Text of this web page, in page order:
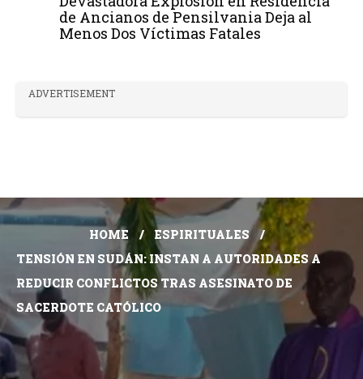
de Ancianos de Pensilvania Deja al
Menos Dos Víctimas Fatales
ADVERTISEMENT
HOME
ESPIRITUALES
TENSIÓN EN SUDÁN: INSTAN A AUTORIDADES A
REDUCIR CONFLICTOS TRAS ASESINATO DE
SACERDOTE CATÓLICO